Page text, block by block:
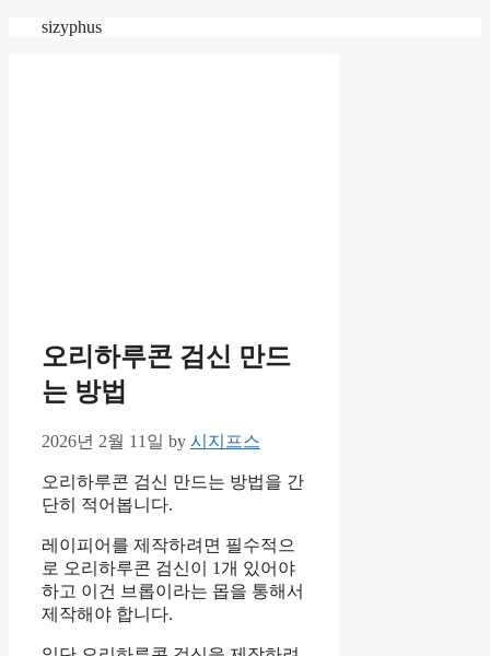
sizyphus
오리하루콘 검신 만드
는 방법
2026년 2월 11일 by 시지프스
오리하루콘 검신 만드는 방법을 간
단히 적어봅니다.
레이피어를 제작하려면 필수적으
로 오리하루콘 검신이 1개 있어야
하고 이건 브롭이라는 몹을 통해서
제작해야 합니다.